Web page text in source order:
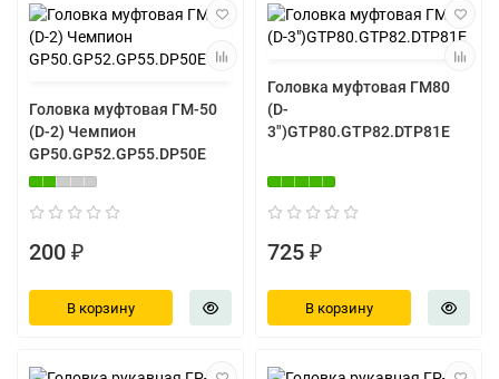
Головка муфтовая ГМ-50
(D-2) Чемпион
GP50.GP52.GP55.DP50E
200 ₽
В корзину
Головка муфтовая ГМ80
(D-
3")GTP80.GTP82.DTP81E
725 ₽
В корзину